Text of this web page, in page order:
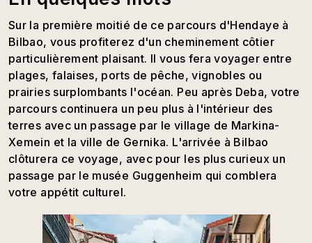
Sur la première moitié de ce parcours d'Hendaye à
Bilbao, vous profiterez d'un cheminement côtier
particulièrement plaisant. Il vous fera voyager entre
plages, falaises, ports de pêche, vignobles ou
prairies surplombants l'océan. Peu après Deba, votre
parcours continuera un peu plus à l'intérieur des
terres avec un passage par le village de Markina-
Xemein et la ville de Gernika. L'arrivée à Bilbao
clôturera ce voyage, avec pour les plus curieux un
passage par le musée Guggenheim qui comblera
votre appétit culturel.